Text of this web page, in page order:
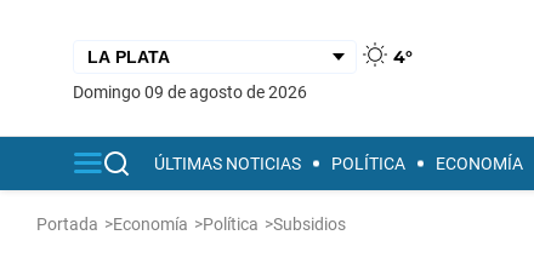
4°
domingo 09 de agosto de 2026
ÚLTIMAS NOTICIAS POLÍTICA ECONOMÍA
Portada >Economía >Política >Subsidios